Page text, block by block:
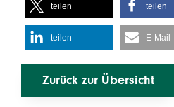
teilen teilen
teilen E-Mail
Zurück zur Übersicht